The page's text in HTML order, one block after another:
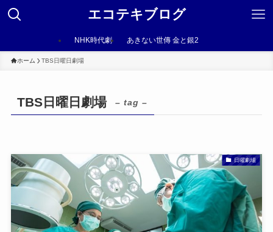
エコテキブログ
NHK時代劇 あきない世傳 金と銀2
ホーム TBS日曜日劇場
TBS日曜日劇場 – tag –
日曜劇場